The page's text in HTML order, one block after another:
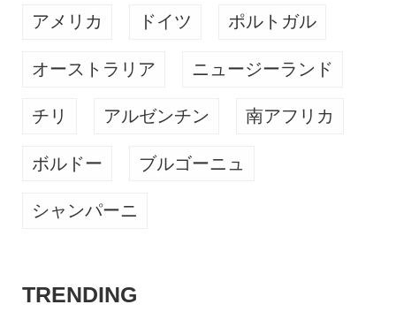
アメリカ ドイツ ポルトガル
オーストラリア ニュージーランド
チリ アルゼンチン 南アフリカ
ボルドー ブルゴーニュ
シャンパーニ
TRENDING